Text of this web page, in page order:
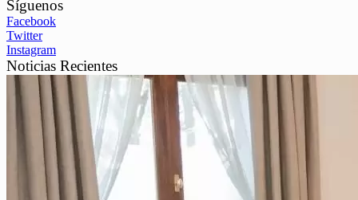
Síguenos
Facebook
Twitter
Instagram
Noticias Recientes